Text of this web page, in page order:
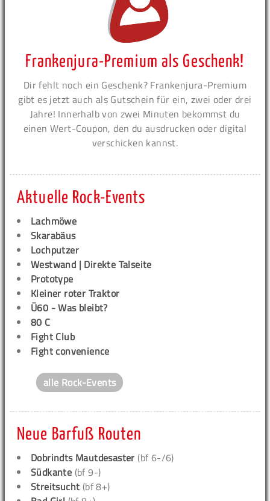
Frankenjura-Premium als Geschenk!
Dir fehlt noch ein Geschenk? Frankenjura-Premium
gibt es jetzt auch als Gutschein für ein, zwei oder drei
Jahre! Innerhalb von zwei Minuten bekommst du
einen Wert-Coupon, den du ausdrucken oder digital
verschicken kannst.
Aktuelle Rock-Events
Lachmöwe
Skarabäus
Lochputzer
Westwand | Direkte Talseite
Prototype
Kleiner roter Traktor
Ü60 - Was bleibt?
80 C
Fight Club
Fight convenience
alle Rock-Events
Neue Barfuß Routen
Dobrindts Mautdesaster (bf 6-/6)
Südkante (bf 9-)
Streitsucht (bf 8+)